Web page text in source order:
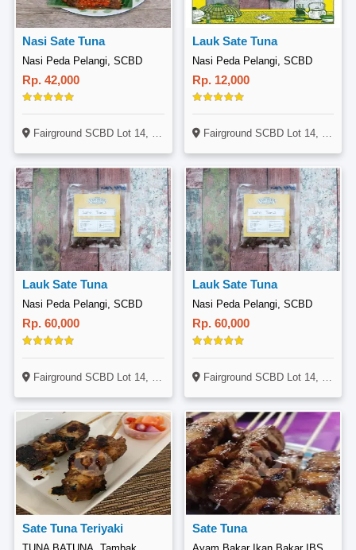
Nasi Sate Tuna
Nasi Peda Pelangi, SCBD
Rp. 42,000
Fairground SCBD Lot 14, Jl. Jenderal Sudirman Kava 52-53, SCBD, Jakarta
Lauk Sate Tuna
Nasi Peda Pelangi, SCBD
Rp. 12,000
Fairground SCBD Lot 14, Jl. Jenderal Sudirman Kava 52-53, SCBD, Jakarta
Lauk Sate Tuna
Nasi Peda Pelangi, SCBD
Rp. 60,000
Fairground SCBD Lot 14, Jl. Jenderal Sudirman Kava 52-53, SCBD, Jakarta
Lauk Sate Tuna
Nasi Peda Pelangi, SCBD
Rp. 60,000
Fairground SCBD Lot 14, Jl. Jenderal Sudirman Kava 52-53, SCBD, Jakarta
Sate Tuna Teriyaki Sate Tuna